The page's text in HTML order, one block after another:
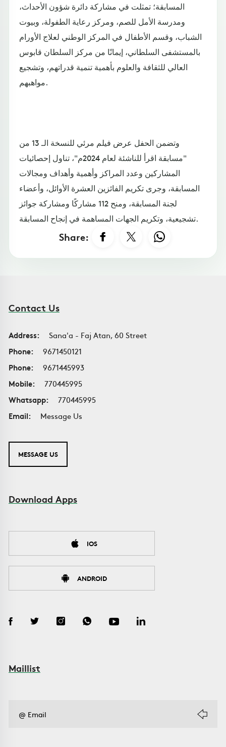
المسابقة؛ تمثلت في مشاركة دائرة شؤون الأحداث،
ومدرسة الأمل للصم، ومركز رعاية الطفولة، وبيوت
الشباب، وقسم الأطفال في المركز الوطني لعلاج الأورام
بالمستشفى السلطاني، إيمانًا من مركز السلطان قابوس
العالي للثقافة والعلوم بأهمية تنمية قدراتهم، وتشجيع
مواهبهم.
وتضمن الحفل عرض فيلم مرئي للنسخة الـ 13 من
"مسابقة اقرأ للناشئة لعام 2024م"، تناول إحصائيات
المشاركين وعدد المراكز وأهمية وأهداف ومجالات
المسابقة، وجرى تكريم الفائزين العشرة الأوائل، وأعضاء
لجنة المسابقة، ومنح 112 مشاركًا ومشاركة جوائز
تشجيعية، وتكريم الجهات المساهمة في إنجاح المسابقة.
Share:
Contact Us
Address:
Sana'a - Faj Atan, 60 Street
Phone:
9671450121
Phone:
9671445993
Mobile:
770445995
Whatsapp:
770445995
Email:
Message Us
MESSAGE US
Download Apps
IOS
ANDROID
Maillist